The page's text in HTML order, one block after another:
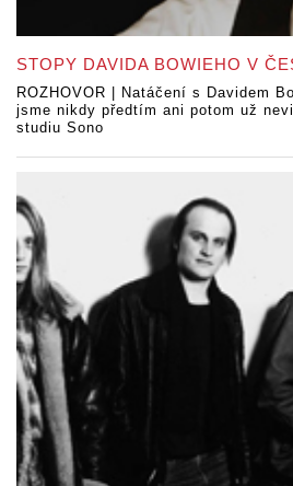
STOPY DAVIDA BOWIEHO V
ROZHOVOR | Natáčení s Davidem
jsme nikdy předtím ani potom už
studiu Sono